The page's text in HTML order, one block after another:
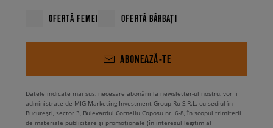
OFERTĂ FEMEI OFERTĂ BĂRBAȚI
ABONEAZĂ-TE
Datele indicate mai sus, necesare abonării la newsletter-ul nostru, vor fi
administrate de MIG Marketing Investment Group Ro S.R.L. cu sediul în
București, sector 3, Bulevardul Corneliu Coposu nr. 6-8, în scopul trimiterii
de materiale publicitare și promoționale (în interesul legitim al